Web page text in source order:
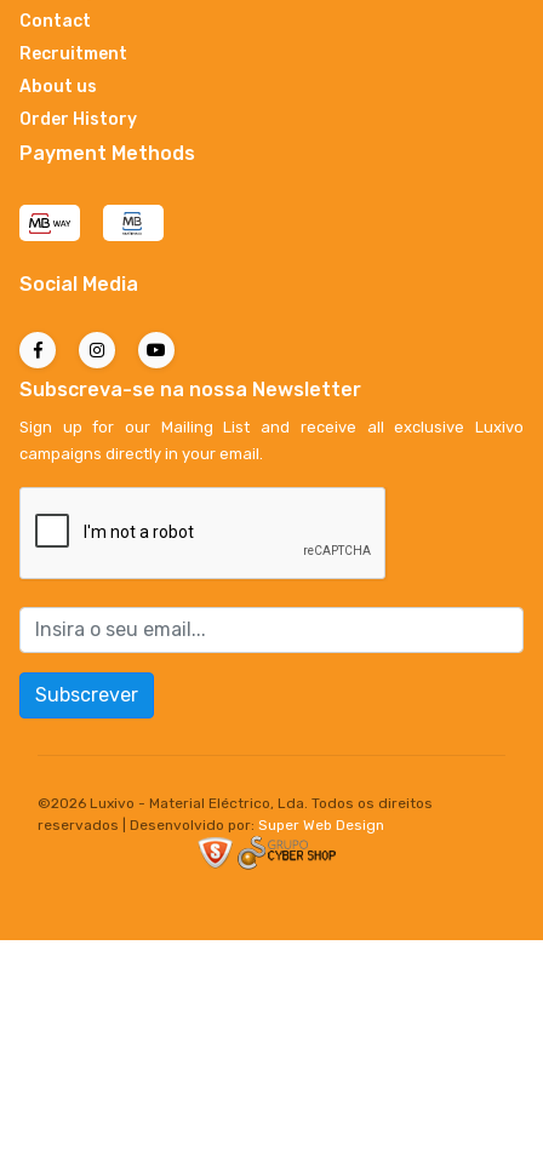
Contact
Recruitment
About us
Order History
Payment Methods
Social Media
Subscreva-se na nossa Newsletter
Sign up for our Mailing List and receive all exclusive Luxivo
campaigns directly in your email.
Subscrever
©2026 Luxivo - Material Eléctrico, Lda. Todos os direitos
reservados | Desenvolvido por: Super Web Design